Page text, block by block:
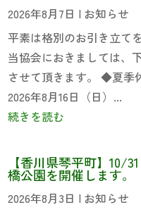
2026年8月7日 | お知らせ
平素は格別のお引き立て
当協会におきましては、
させて頂きます。 ◆夏季
2026年8月16日（日）...
続きを読む
【香川県琴平町】10/
橋公園を開催します。
2026年8月3日 | お知らせ